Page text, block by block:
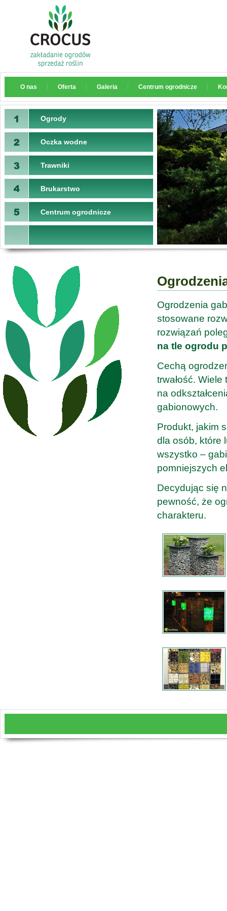
O nas Oferta Galeria Centrum ogrodnicze
Ogrody
Oczka wodne
Trawniki
Brukarstwo
Centrum ogrodnicze
Ogrodzenia
stosowane
rozwiązań
na tle ogrodu
Cechą
trwałość.
na
gabionowych.
Produkt, jakim
dla osób, które
wszystko –
pomniejszych
Decydując się
pewność, że
charakteru.